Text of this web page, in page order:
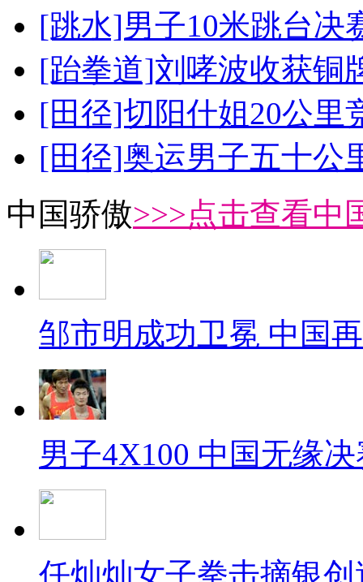
[跳水]男子10米跳台决
[跆拳道]刘哮波收获铜
[田径]切阳什姐20公里
[田径]奥运男子五十公
中国骄傲>>>点击查看中
邹市明成功卫冕 中国
男子4X100 中国无缘
任灿灿女子拳击摘银